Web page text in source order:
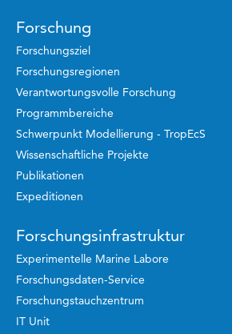
Forschung
Forschungsziel
Forschungsregionen
Verantwortungsvolle Forschung
Programmbereiche
Schwerpunkt Modellierung - TropEcS
Wissenschaftliche Projekte
Publikationen
Expeditionen
Forschungsinfrastruktur
Experimentelle Marine Labore
Forschungsdaten-Service
Forschungstauchzentrum
IT Unit